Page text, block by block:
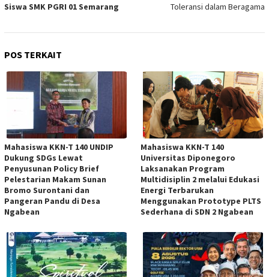
Siswa SMK PGRI 01 Semarang
Toleransi dalam Beragama
POS TERKAIT
Mahasiswa KKN-T 140 UNDIP
Dukung SDGs Lewat
Penyusunan Policy Brief
Pelestarian Makam Sunan
Bromo Surontani dan
Pangeran Pandu di Desa
Ngabean
Mahasiswa KKN-T 140
Universitas Diponegoro
Laksanakan Program
Multidisiplin 2 melalui Edukasi
Energi Terbarukan
Menggunakan Prototype PLTS
Sederhana di SDN 2 Ngabean